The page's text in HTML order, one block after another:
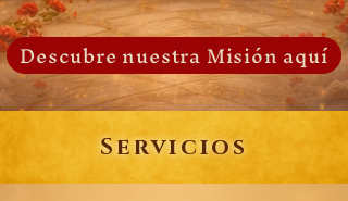
Descubre nuestra Misión aquí
Servicios